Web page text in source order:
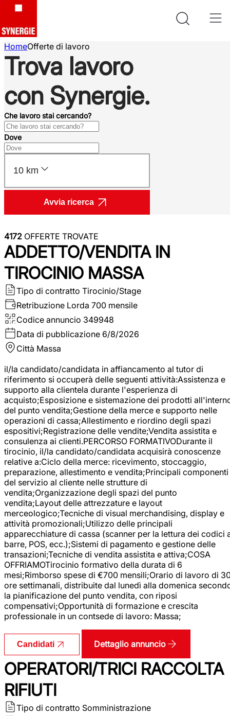
HomeOfferte di lavoro
Trova lavoro
con Synergie.
Che lavoro stai cercando?
Dove
10 km
Avvia ricerca
4172 OFFERTE TROVATE
ADDETTO/VENDITA IN
TIROCINIO MASSA
Tipo di contratto Tirocinio/Stage
Retribuzione Lorda 700 mensile
Codice annuncio 349948
Data di pubblicazione 6/8/2026
Città Massa
il/la candidato/candidata in affiancamento al tutor di
riferimento si occuperà delle seguenti attività:Assistenza e
supporto alla clientela durante l'esperienza di
acquisto;Esposizione e sistemazione dei prodotti
del punto vendita;Gestione della merce e supporto nelle
operazioni di cassa;Allestimento e riordino degli spazi
espositivi;Registrazione delle vendite;Vendita assistita e
consulenza ai clienti.PERCORSO FORMATIVODurante il
tirocinio, il/la candidato/candidata acquisirà conoscenze
relative a:Ciclo della merce: ricevimento, stoccaggio,
preparazione, allestimento e vendita;Principali componenti
del servizio al cliente nelle strutture di
vendita;Organizzazione degli spazi del punto
vendita;Layout delle attrezzature e layout
merceologico;Tecniche di visual merchandising, display e
attività promozionali;Utilizzo delle principali
apparecchiature di cassa (scanner per la lettura dei codici
barre, POS, ecc.);Sistemi di pagamento e gestione delle
transazioni;Tecniche di vendita assistita e attiva;COSA
OFFRIAMOTirocinio formativo della durata di 6
mesi;Rimborso spese di €700 mensili;Orario di lavoro di
ore settimanali, distribuite dal lunedì alla domenica
la pianificazione del punto vendita, con riposi
compensativi;Opportunità di formazione e crescita
professionale in un contsede di lavoro: Massa;
Candidati Dettaglio annuncio
OPERATORI/TRICI RACCOLTA
RIFIUTI
Tipo di contratto Somministrazione